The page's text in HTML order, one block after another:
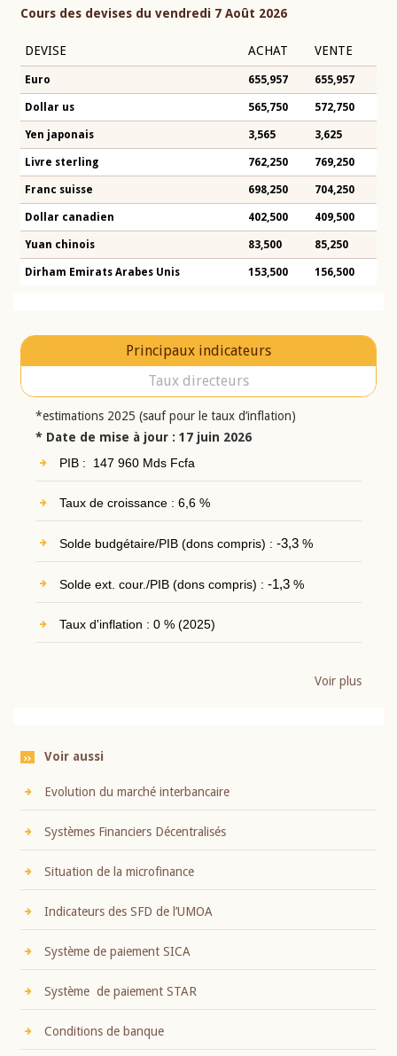
Cours des devises du vendredi 7 Août 2026
DEVISE ACHAT VENTE
Euro 655,957 655,957
Dollar us 565,750 572,750
Yen japonais 3,565 3,625
Livre sterling 762,250 769,250
Franc suisse 698,250 704,250
Dollar canadien 402,500 409,500
Yuan chinois 83,500 85,250
Dirham Emirats Arabes Unis 153,500 156,500
Principaux indicateurs
Taux directeurs
*estimations 2025 (sauf pour le taux d’inflation)
* Date de mise à jour : 17 juin 2026
PIB : 147 960 Mds Fcfa
Taux de croissance : 6,6 %
Solde budgétaire/PIB (dons compris) : -3,3%
Solde ext. cour./PIB (dons compris) : -1,3%
Taux d'inflation : 0 % (2025)
Voir plus
Voir aussi
Evolution du marché interbancaire
Systèmes Financiers Décentralisés
Situation de la microfinance
Indicateurs des SFD de l’UMOA
Système de paiement SICA
Système de paiement STAR
Conditions de banque